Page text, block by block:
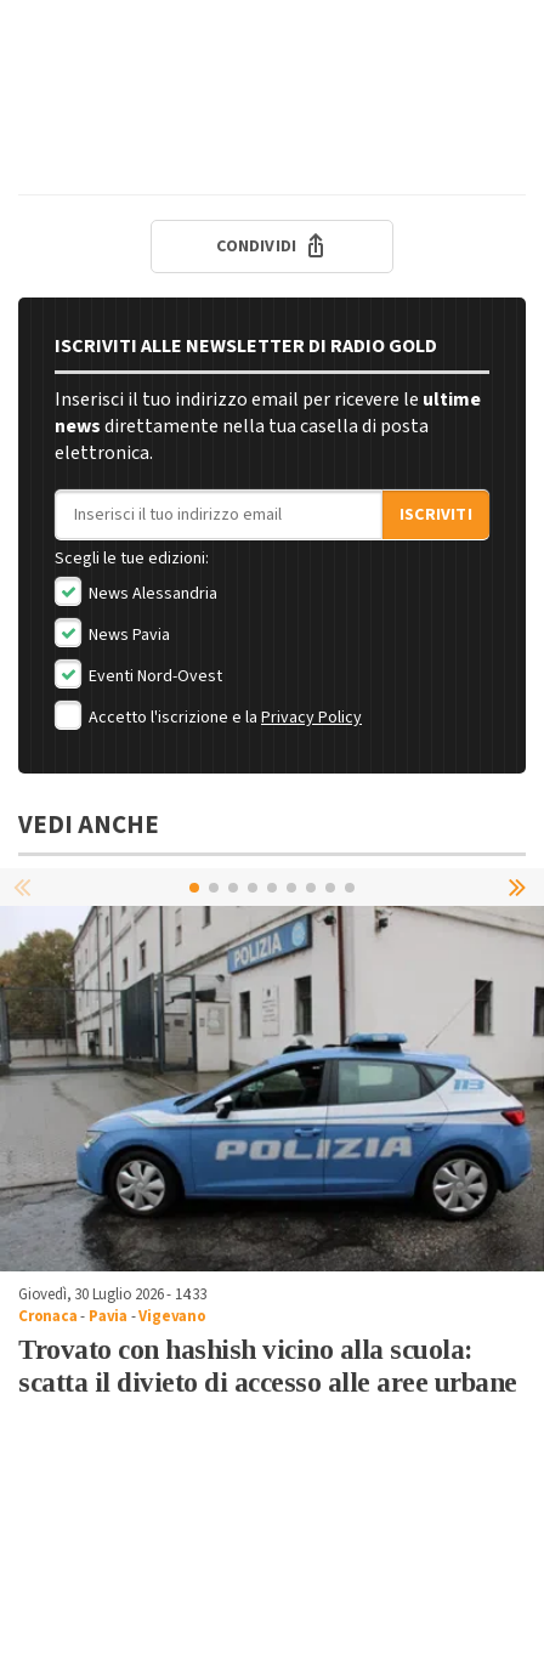
CONDIVIDI
ISCRIVITI ALLE NEWSLETTER DI RADIO GOLD
Inserisci il tuo indirizzo email per ricevere le ultime
newsdirettamente nella tua casella di posta
elettronica.
Indirizzo email
ISCRIVITI
Scegli le tue edizioni:
News Alessandria
News Pavia
Eventi Nord-Ovest
Accetto l'iscrizione e la Privacy Policy
VEDI ANCHE
Giovedì, 30 Luglio 2026 - 14:33
Cronaca- Pavia -Vigevano
Trovato con hashish vicino alla scuola:
scatta il divieto di accesso alle aree urbane